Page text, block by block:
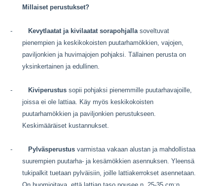
Millaiset perustukset?
- Kevytlaatat ja kivilaatat sorapohjallasoveltuvat
pienempien ja keskikokoisten puutarhamökkien, vajojen,
paviljonkien ja huvimajojen pohjaksi. Tällainen perusta on
yksinkertainen ja edullinen.
- Kiviperustus sopii pohjaksi pienemmille puutarhavajoille,
joissa ei ole lattiaa. Käy myös keskikokoisten
puutarhamökkien ja paviljonkien perustukseen.
Keskimääräiset kustannukset.
- Pylväsperustus varmistaa vakaan alustan ja mahdollistaa
suurempien puutarha- ja kesämökkien asennuksen. Yleensä
tukipalkit tuetaan pylväisiin, joille lattiakerrokset asennetaan.